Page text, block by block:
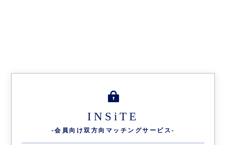
INSiTE
-会員向け双方向 マッチングサービス-